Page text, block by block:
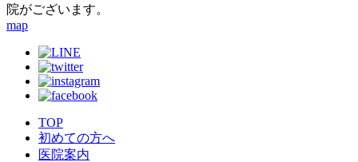
院がございます。
map
TOP
初めての方へ
医院案内